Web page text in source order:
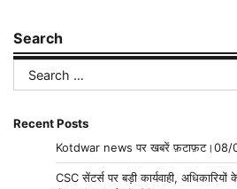
Search
Search
for:
Recent Posts
Kotdwar news पर खबरें
CSC सेंटर्स पर बड़ी कार्यवाही,